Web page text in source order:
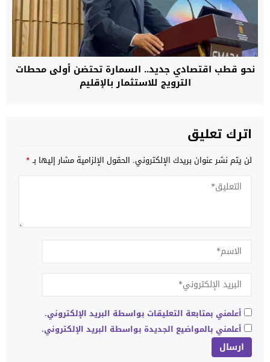
نحو قطب اقتصادي جديد.. السمارة تحتضن أولى محطات
الترويج للاستثمار بالإقليم
اترك تعليق
لن يتم نشر عنوان بريدك الإلكتروني. الحقول الإلزامية مشار إليها بـ*
أعلمني بمتابعة التعليقات بواسطة البريد الإلكتروني.
أعلمني بالمواضيع الجديدة بواسطة البريد الإلكتروني.